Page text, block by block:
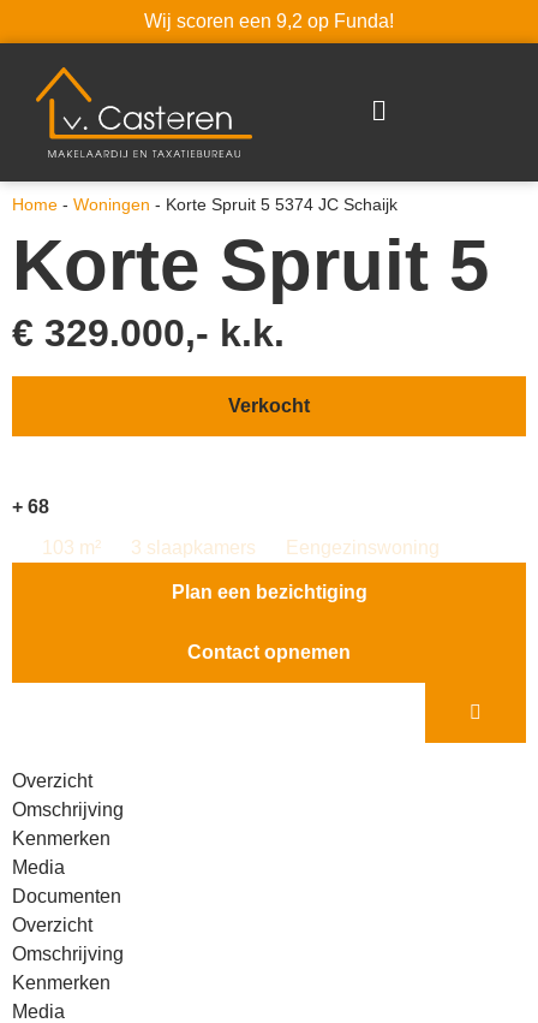
Wij scoren een 9,2 op Funda!
Home - Woningen - Korte Spruit 5 5374 JC Schaijk
Korte Spruit 5
€ 329.000,- k.k.
Verkocht
+ 68
103 m²
3 slaapkamers Eengezinswoning
Plan een bezichtiging
Contact opnemen
Overzicht
Omschrijving
Kenmerken
Media
Documenten
Overzicht
Omschrijving
Kenmerken
Media